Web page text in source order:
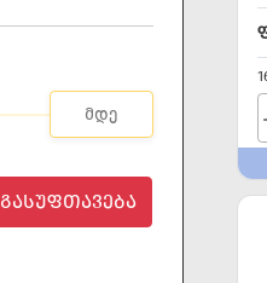
ᲒᲐᲡᲣᲤᲗᲐᲕᲔᲑᲐ